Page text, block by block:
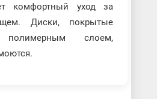
комфортный уход за
Диски, покрытые
полимерным слоем,